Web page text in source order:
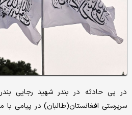
در پی حادثه در بندر شهید رجایی
سرپرستی افغانستان(طالبان) در پیامی با